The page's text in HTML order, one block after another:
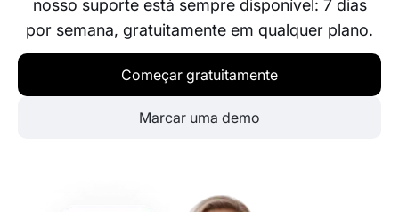
nosso suporte está sempre disponível: 7 dias
por semana, gratuitamente em qualquer plano.
Começar gratuitamente
Marcar uma demo